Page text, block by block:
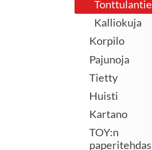
Tonttulantie
Kalliokuja
Korpilo
Pajunoja
Tietty
Huisti
Kartano
TOY:n
paperitehdas